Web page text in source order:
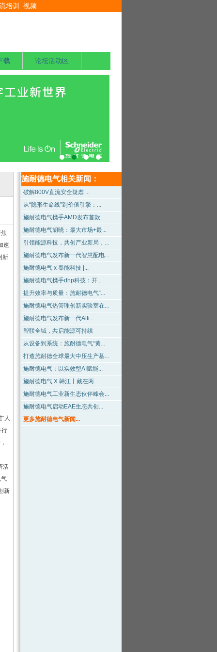
培训 视频
载 论坛活动区
速
新
人
行
活
新
施耐德电气相关新闻：
破解800V直流安全疑虑 ...
从“隐形生命线”到价值引擎：...
施耐德电气携手AMD发布首款...
施耐德电气胡晓：最大市场+最...
引领能源科技，共创产业新局，...
施耐德电气发布新一代智慧配电...
施耐德电气 x 秦能科技 |...
施耐德电气携手dhp科技：开...
提升效率与质量：施耐德电气“...
施耐德电气热管理创新实验室在...
施耐德电气发布新一代Alti...
智联全域，共启能源可持续
从设备到系统：施耐德电气“黄...
打造施耐德全球最大中压生产基...
施耐德电气：以实效型AI赋能...
施耐德电气 X 韩江丨藏在两...
施耐德电气工业新生态伙伴峰会...
施耐德电气启动EAE生态共创...
更多施耐德电气新闻...